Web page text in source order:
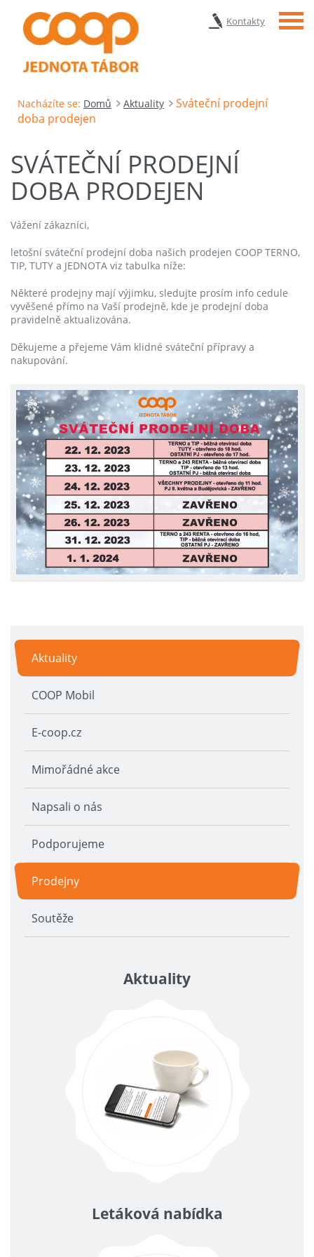
Kontakty Menu
Nacházíte se: Domů Aktuality
Sváteční prodejní
doba prodejen
SVÁTEČNÍ PRODEJNÍ
DOBA PRODEJEN
Vážení zákazníci,
letošní sváteční prodejní doba našich prodejen COOP TERNO,
TIP, TUTY a JEDNOTA viz tabulka níže:
Některé prodejny mají výjimku, sledujte prosím info cedule
vyvěšené přímo na Vaší prodejně, kde je prodejní doba
pravidelně aktualizována.
Děkujeme a přejeme Vám klidné sváteční přípravy a
nakupování.
Aktuality
COOP Mobil
E-coop.cz
Mimořádné akce
Napsali o nás
Podporujeme
Prodejny
Soutěže
Aktuality
Letáková nabídka